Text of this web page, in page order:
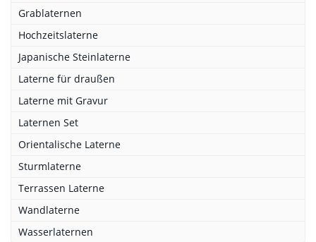
Grablaternen
Hochzeitslaterne
Japanische Steinlaterne
Laterne für draußen
Laterne mit Gravur
Laternen Set
Orientalische Laterne
Sturmlaterne
Terrassen Laterne
Wandlaterne
Wasserlaternen